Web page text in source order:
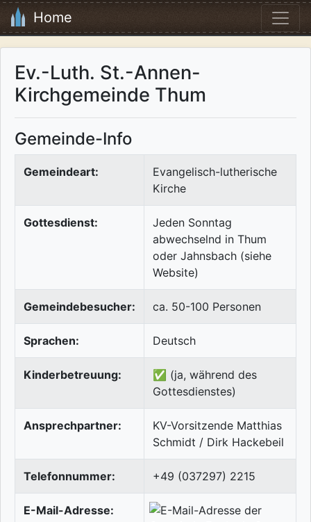
Home
Ev.-Luth. St.-Annen-
Kirchgemeinde Thum
Gemeinde-Info
Gemeindeart:
Evangelisch-lutherische
Kirche
Gottesdienst:
Jeden Sonntag
abwechselnd in Thum
oder Jahnsbach (siehe
Website)
Gemeindebesucher: ca. 50-100 Personen
Sprachen: Deutsch
Kinderbetreuung:
✅ (ja, während des
Gottesdienstes)
Ansprechpartner:
KV-Vorsitzende Matthias
Schmidt / Dirk Hackebeil
Telefonnummer: +49 (037297) 2215
E-Mail-Adresse: